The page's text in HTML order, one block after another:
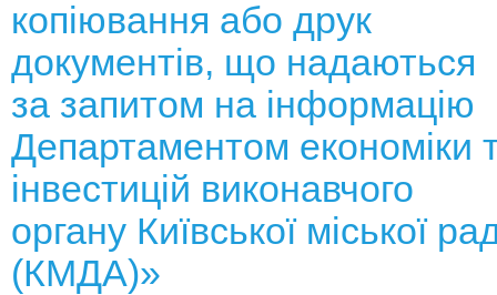
копіювання або друк
документів, що надаються
за запитом на інформацію
Департаментом економіки
інвестицій виконавчого
органу Київської міської
(КМДА)»